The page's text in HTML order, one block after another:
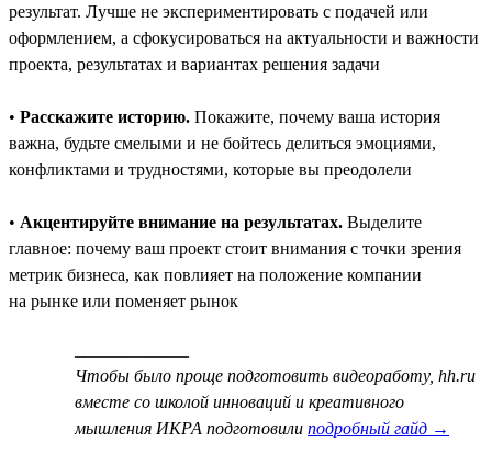
результат. Лучше не экспериментировать с подачей или
оформлением, а сфокусироваться на актуальности и важности
проекта, результатах и вариантах решения задачи
• Расскажите историю. Покажите, почему ваша история
важна, будьте смелыми и не бойтесь делиться эмоциями,
конфликтами и трудностями, которые вы преодолели
• Акцентируйте внимание на результатах. Выделите
главное: почему ваш проект стоит внимания с точки зрения
метрик бизнеса, как повлияет на положение компании
на рынке или поменяет рынок
Чтобы было проще подготовить видеоработу, hh.ru
вместе со школой инноваций и креативного
мышления ИКРА подготовили подробный гайд →